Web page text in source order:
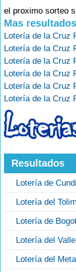
el proximo sorteo
Mas resultados
Lotería de la Cruz
Lotería de la Cruz
Lotería de la Cruz
Lotería de la Cruz
Lotería de la Cruz
Lotería de la Cruz
Resultados
Lotería de
Lotería del
Lotería de
Lotería del
Lotería del